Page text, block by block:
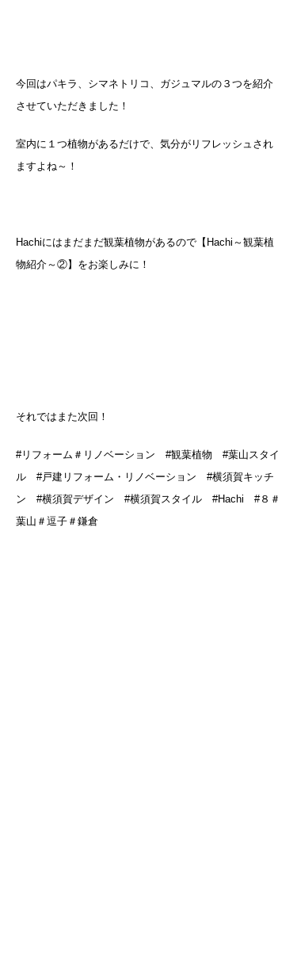
今回はパキラ、シマネトリコ、ガジュマルの３つを紹介
させていただきました！
室内に１つ植物があるだけで、気分がリフレッシュされ
ますよね～！
Hachiにはまだまだ観葉植物があるので【Hachi～観葉植
物紹介～②】をお楽しみに！
それではまた次回！
#リフォーム＃リノベーション #観葉植物 #葉山スタイ
ル #戸建リフォーム・リノベーション #横須賀キッチ
ン #横須賀デザイン #横須賀スタイル #Hachi #８＃
葉山＃逗子＃鎌倉